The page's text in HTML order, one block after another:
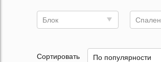
Блок Спален
Сортировать По популярности